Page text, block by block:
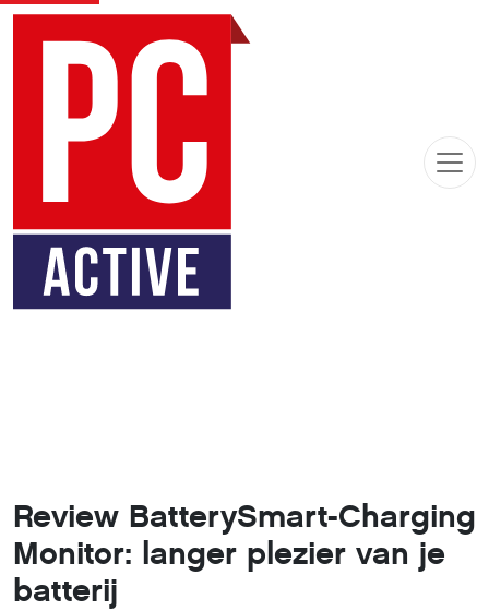
Review BatterySmart-Charging
Monitor: langer plezier van je
batterij